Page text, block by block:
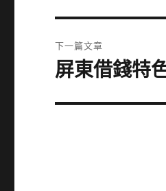
篇
文
章:
下一篇文章
下
篇
屏東借錢特